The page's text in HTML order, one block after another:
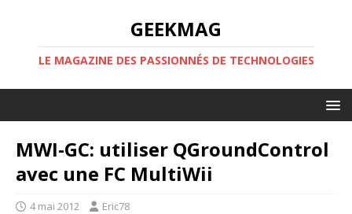
GEEKMAG
LE MAGAZINE DES PASSIONNÉS DE TECHNOLOGIES
MWI-GC: utiliser QGroundControl
avec une FC MultiWii
4 mai 2012 Eric78